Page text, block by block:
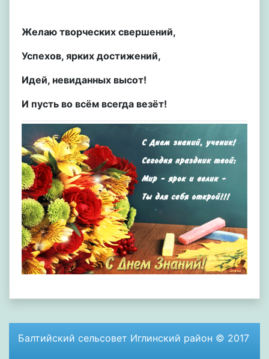
Желаю творческих свершений,
Успехов, ярких достижений,
Идей, невиданных высот!
И пусть во всём всегда везёт!
Балтийский сельсовет Иглинский район © 2017